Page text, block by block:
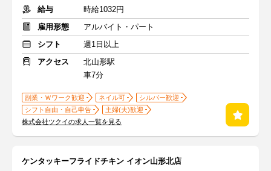
給与
時給1032円
雇用形態
アルバイト・パート
シフト
週1日以上
アクセス
北山形駅
車7分
副業・Ｗワーク歓迎 ネイル可
シルバー歓迎
シフト自由・自己申告
主婦(夫)歓迎
株式会社ツクイの求人一覧を見る
ケンタッキーフライドチキン イオン山形北店